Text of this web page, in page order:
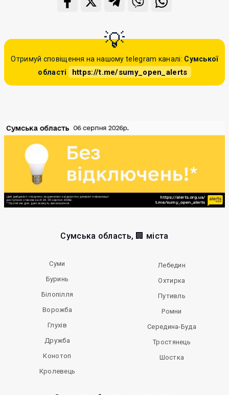
Отримуй сповіщення на нашому telegram каналі: Сумської
області
https://t.me/sumy_open_alerts
Сумська область, 🏢 міста
Суми
Буринь
Білопілля
Ворожба
Глухів
Дружба
Конотоп
Кролевець
Лебедин
Охтирка
Путивль
Ромни
Середина-Буда
Тростянець
Шостка